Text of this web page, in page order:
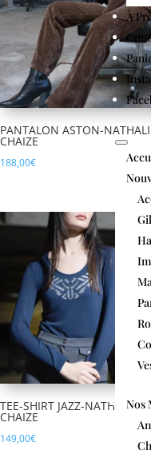
À
Nos
PANTALON ASTON-
CHAIZE
188,00€
TEE-SHIRT JAZZ-NATHALIE
CHAIZE
149,00€